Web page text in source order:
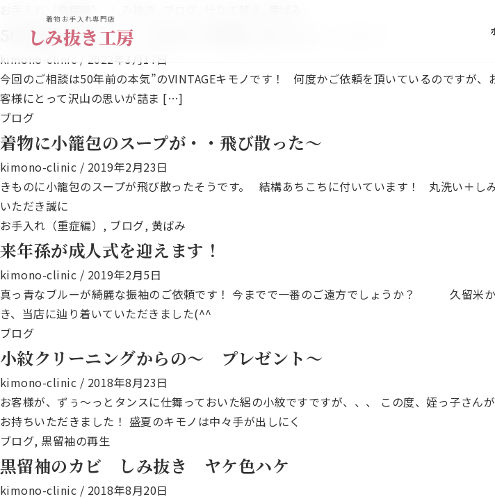
着物お手入れ専門店
しみ抜き工房
50年前のキモノ ※仕立て完成しました(^_-)-☆！
kimono-clinic / 2022年3月17日
今回のご相談は50年前の本気”のVINTAGEキモノです！ 何度かご依頼を頂いているのです
客様にとって沢山の思いが詰ま […]
ブログ
着物に小籠包のスープが・・飛び散った～
kimono-clinic / 2019年2月23日
きものに小籠包のスープが飛び散ったそうです。 結構あちこちに付いています！ 丸洗い＋
いただき誠に
お手入れ（重症編） , ブログ, 黄ばみ
来年孫が成人式を迎えます！
kimono-clinic / 2019年2月5日
真っ青なブルーが綺麗な振袖のご依頼です！ 今までで一番のご遠方でしょうか？ 久留米
き、当店に辿り着いていただきました(^^
ブログ
小紋クリーニングからの～ プレゼント～
kimono-clinic / 2018年8月23日
お客様が、ずぅ～っとタンスに仕舞っておいた絽の小紋ですですが、、、 この度、姪っ子さ
お持ちいただきました！ 盛夏のキモノは中々手が出しにく
ブログ, 黒留袖の再生
黒留袖のカビ しみ抜き ヤケ色ハケ
kimono-clinic / 2018年8月20日